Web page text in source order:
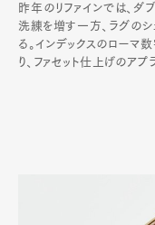
昨年のリファインでは、ダ
洗練を増す一方、ラグのシ
る。インデックスのローマ
り、ファセット仕上げのアプ